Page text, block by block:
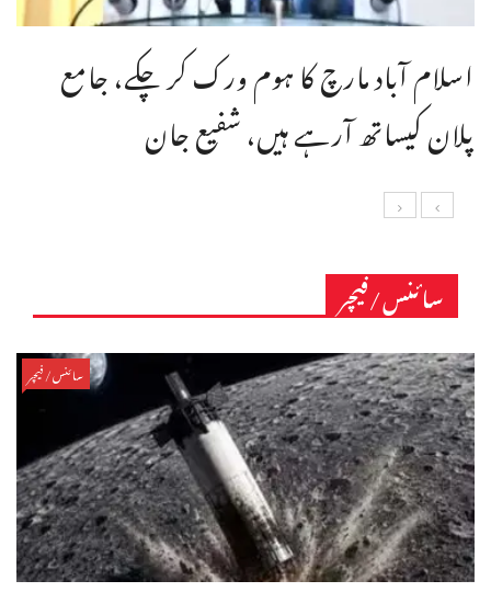
اسلام آباد مارچ کا ہوم ورک کر چکے، جامع
پلان کیساتھ آرہے ہیں، شفیع جان
سائنس/فیچر
سائنس/فیچر